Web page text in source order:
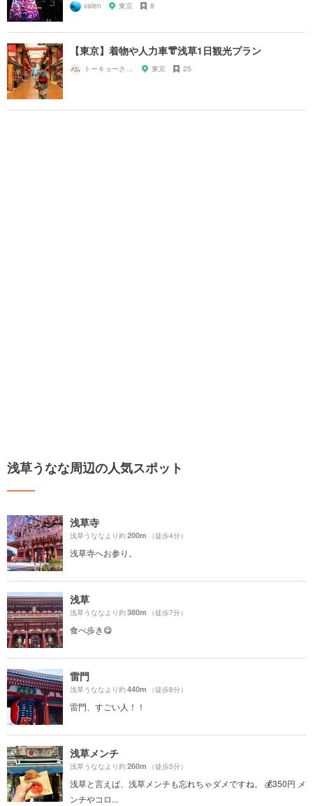
valen 東京 8
【東京】着物や人力車👘浅草1日観光プラン
トーキョーさんぽ 東京 25
浅草うなな周辺の人気スポット
浅草寺
浅草うななより約200m （徒歩4分）
浅草寺へお参り。
浅草
浅草うななより約380m （徒歩7分）
食べ歩き😋
雷門
浅草うななより約440m （徒歩8分）
雷門、すごい人！！
浅草メンチ
浅草うななより約260m （徒歩5分）
浅草と言えば、浅草メンチも忘れちゃダメですね。 💰350円 メ
ンチやコロ...